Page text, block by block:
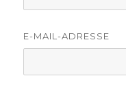
E-MAIL-ADRESSE